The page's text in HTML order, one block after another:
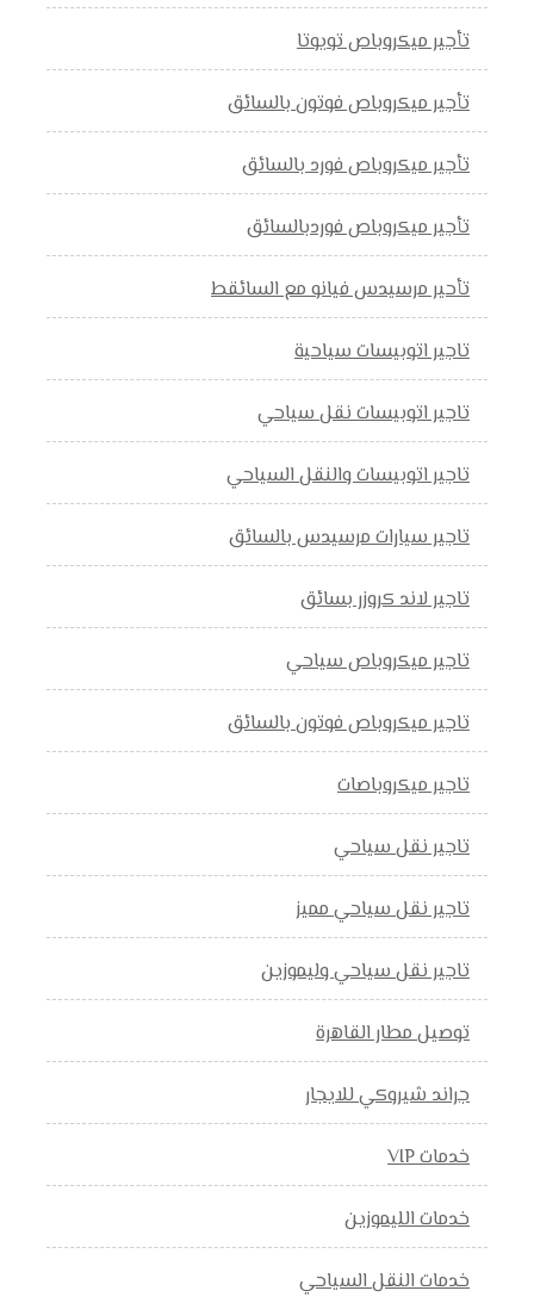
تأجير ميكروباص تويوتا
تأجير ميكروباص فوتون بالسائق
تأجير ميكروباص فورد بالسائق
تأجير ميكروباص فوردبالسائق
تأحير مرسيدس فيانو مع السائقط
تاجير اتوبيسات سياحية
تاجير اتوبيسات نقل سياحي
تاجير اتوبيسات والنقل السياحي
تاجير سيارات مرسيدس بالسائق
تاجير لاند كروزر بسائق
تاجير ميكروباص سياحي
تاجير ميكروباص فوتون بالسائق
تاجير ميكروباصات
تاجير نقل سياحي
تاجير نقل سياحي مميز
تاجير نقل سياحي وليموزين
توصيل مطار القاهرة
جراند شيروكي للايجار
خدمات VIP
خدمات الليموزين
خدمات النقل السياحي